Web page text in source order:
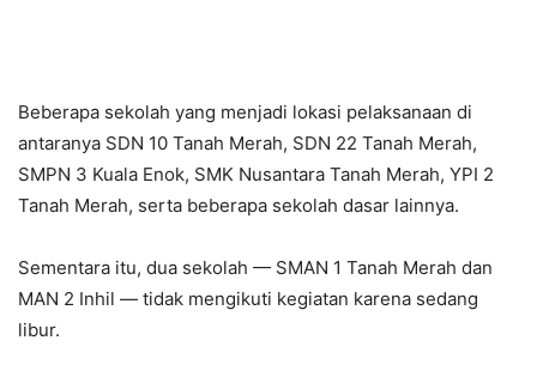
Beberapa sekolah yang menjadi lokasi pelaksanaan di
antaranya SDN 10 Tanah Merah, SDN 22 Tanah Merah,
SMPN 3 Kuala Enok, SMK Nusantara Tanah Merah, YPI 2
Tanah Merah, serta beberapa sekolah dasar lainnya.
Sementara itu, dua sekolah — SMAN 1 Tanah Merah dan
MAN 2 Inhil — tidak mengikuti kegiatan karena sedang
libur.